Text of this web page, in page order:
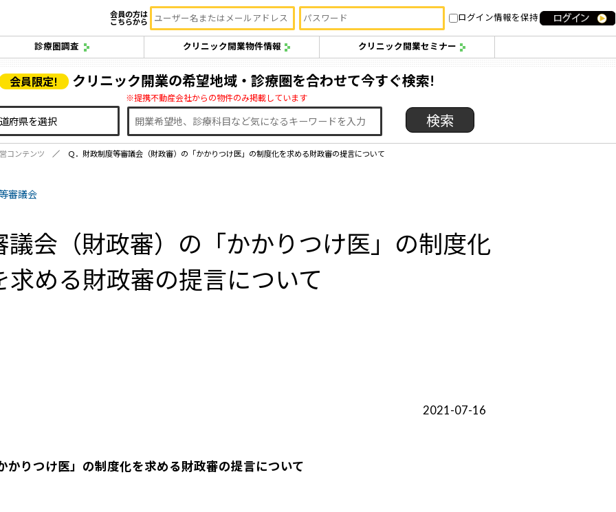
会員の方は
こちらから
ログイン情報を保持
診療圏調査 クリニック開業物件情報 クリニック開業セミナー
会員限定! クリニック開業の希望地域・診療圏を合わせて今すぐ検索!
※提携不動産会社からの物件のみ掲載しています
コンテンツ Ｑ．財政制度等審議会（財政審）の「かかりつけ医」の制度化を求める財政審の提言について
審議会
会（財政審）の「かかりつけ医」の制度化
求める財政審の提言について
2021-07-16
かりつけ医」の制度化を求める財政審の提言について